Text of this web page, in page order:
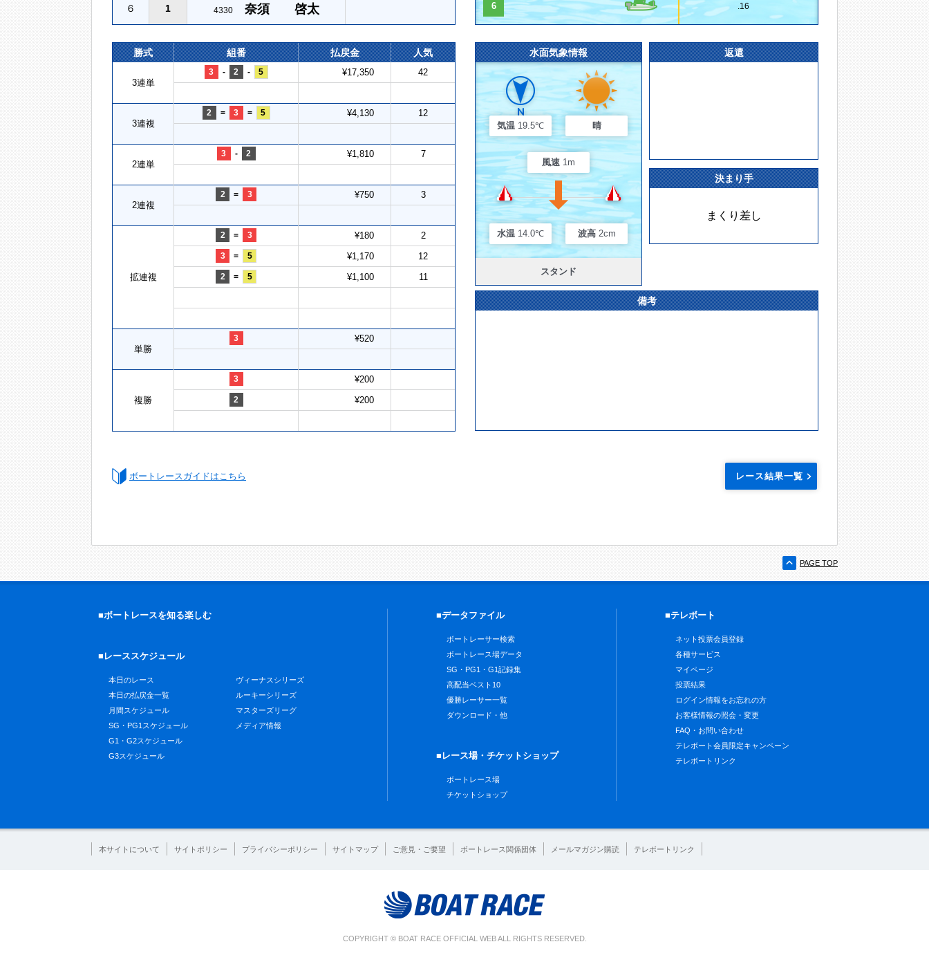
６ 1 4330 奈須 啓太 6 .16
勝式 組番 払戻金 人気
3連単
3 - 2 - 5 ¥17,350 42
3連複
2 = 3 = 5 ¥4,130 12
2連単
3 - 2 ¥1,810 7
2連複
2 = 3 ¥750 3
拡連複
2 = 3 ¥180 2
3 = 5 ¥1,170 12
2 = 5 ¥1,100 11
単勝
3 ¥520
複勝
3 ¥200
2 ¥200
水面気象情報
気温 19.5℃ 晴
風速 1m
水温 14.0℃ 波高 2cm
スタンド
返還
決まり手
まくり差し
備考
ボートレースガイドはこちら レース結果一覧
PAGE TOP
■ボートレースを知る楽しむ
■レーススケジュール
本日のレース
本日の払戻金一覧
月間スケジュール
SG・PG1スケジュール
G1・G2スケジュール
G3スケジュール
ヴィーナスシリーズ
ルーキーシリーズ
マスターズリーグ
メディア情報
■データファイル
ボートレーサー検索
ボートレース場データ
SG・PG1・G1記録集
高配当ベスト10
優勝レーサー一覧
ダウンロード・他
■レース場・チケットショップ
ボートレース場
チケットショップ
■テレボート
ネット投票会員登録
各種サービス
マイページ
投票結果
ログイン情報をお忘れの方
お客様情報の照会・変更
FAQ・お問い合わせ
テレボート会員限定キャンペーン
テレボートリンク
本サイトについて サイトポリシー プライバシーポリシー サイトマップ ご意見・ご要望 ボートレース関係団体 メールマガジン購読 テレボートリンク
COPYRIGHT © BOAT RACE OFFICIAL WEB ALL RIGHTS RESERVED.